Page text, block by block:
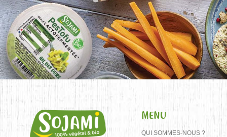
MENU
QUI SOMMES-NOUS ?